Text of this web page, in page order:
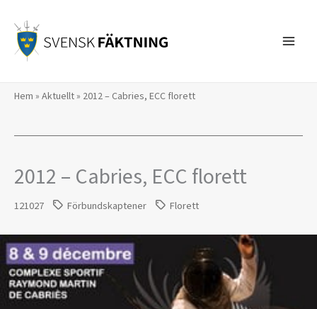
innehåll
Hem » Aktuellt» 2012 – Cabries, ECC florett
2012 – Cabries, ECC florett
121027 Förbundskaptener Florett